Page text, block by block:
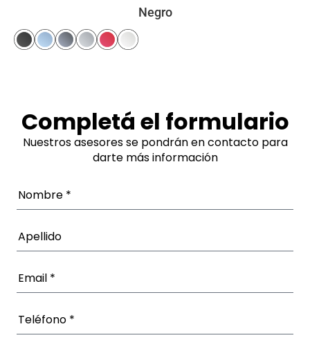
Negro
Completá el formulario
Nuestros asesores se pondrán en contacto para
darte más información